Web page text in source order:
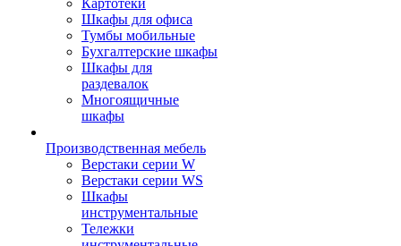
Картотеки
Шкафы для офиса
Тумбы мобильные
Бухгалтерские шкафы
Шкафы для
раздевалок
Многоящичные
шкафы
Производственная мебель
Верстаки серии W
Верстаки серии WS
Шкафы
инструментальные
Тележки